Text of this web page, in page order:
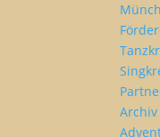
Archiv